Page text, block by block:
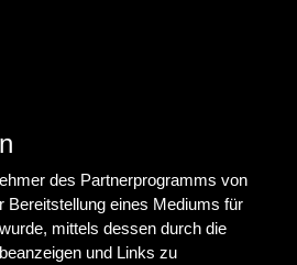
des Partnerprogramms von
Bereitstellung eines Mediums für
mittels dessen durch die
und Links zu